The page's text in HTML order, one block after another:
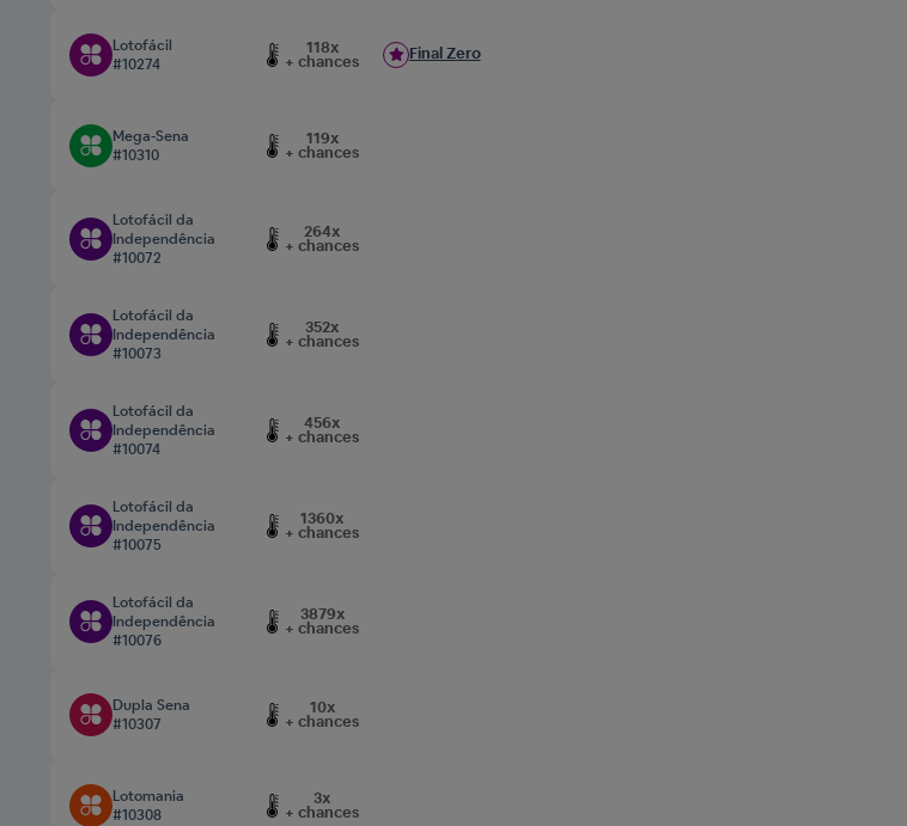
Lotofácil
#10274
118x
+ chances Final Zero
Mega-Sena
#10310
119x
+ chances
Lotofácil da
Independência
#10072
264x
+ chances
Lotofácil da
Independência
#10073
352x
+ chances
Lotofácil da
Independência
#10074
456x
+ chances
Lotofácil da
Independência
#10075
1360x
+ chances
Lotofácil da
Independência
#10076
3879x
+ chances
Dupla Sena
#10307
10x
+ chances
Lotomania
#10308
3x
+ chances